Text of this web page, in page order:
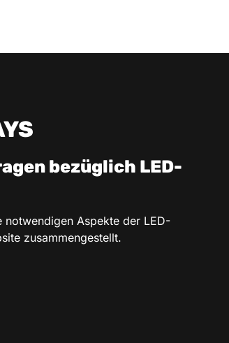
bezüglich LED-
notwendigen Aspekte der LED-
zusammengestellt.